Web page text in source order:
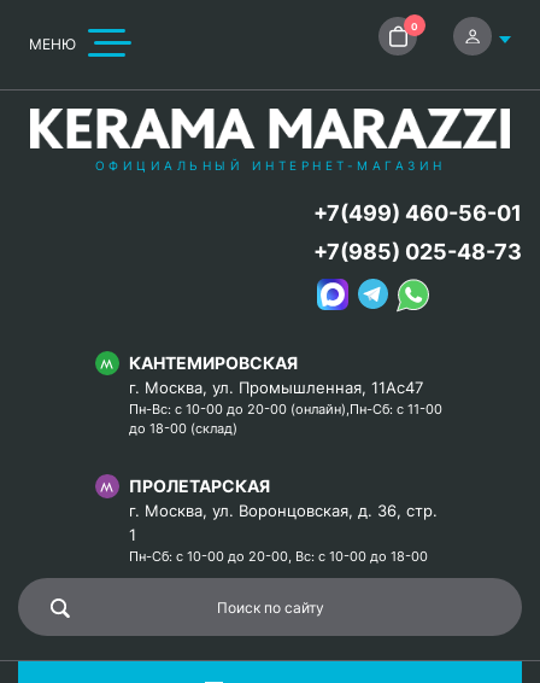
МЕНЮ
0
ОФИЦИАЛЬНЫЙ ИНТЕРНЕТ-МАГАЗИН
КАНТЕМИРОВСКАЯ
г. Москва, ул. Промышленная, 11Ас47
Пн-Вс: с 10-00 до 20-00 (онлайн),Пн-Сб: с 11-00
до 18-00 (склад)
ПРОЛЕТАРСКАЯ
г. Москва, ул. Воронцовская, д. 36, стр.
1
Пн-Сб: с 10-00 до 20-00, Вс: с 10-00 до 18-00
+7(499) 460-56-01
+7(985) 025-48-73